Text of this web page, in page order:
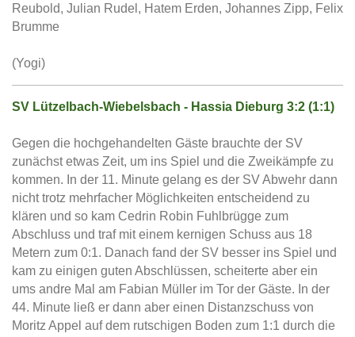
Reubold, Julian Rudel, Hatem Erden, Johannes Zipp, Felix
Brumme
(Yogi)
SV Lützelbach-Wiebelsbach - Hassia Dieburg 3:2 (1:1)
Gegen die hochgehandelten Gäste brauchte der SV
zunächst etwas Zeit, um ins Spiel und die Zweikämpfe zu
kommen. In der 11. Minute gelang es der SV Abwehr dann
nicht trotz mehrfacher Möglichkeiten entscheidend zu
klären und so kam Cedrin Robin Fuhlbrügge zum
Abschluss und traf mit einem kernigen Schuss aus 18
Metern zum 0:1. Danach fand der SV besser ins Spiel und
kam zu einigen guten Abschlüssen, scheiterte aber ein
ums andre Mal am Fabian Müller im Tor der Gäste. In der
44. Minute ließ er dann aber einen Distanzschuss von
Moritz Appel auf dem rutschigen Boden zum 1:1 durch die